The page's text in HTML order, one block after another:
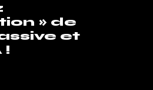
» de
et
!